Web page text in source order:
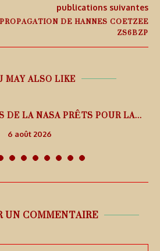
publications suivantes
DE HANNES COETZEE
ZS6BZP
MAY ALSO LIKE
DE LA NASA PRÊTS POUR LA...
6 août 2026
UN COMMENTAIRE